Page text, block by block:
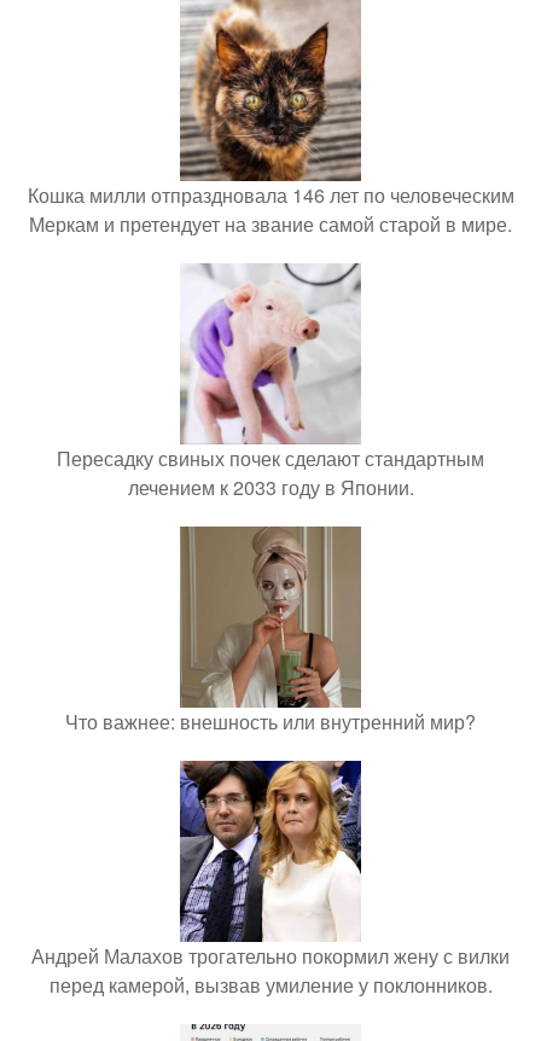
Кошка милли отпраздновала 146 лет по человеческим
Меркам и претендует на звание самой старой в мире.
Пересадку свиных почек сделают стандартным
лечением к 2033 году в Японии.
Что важнее: внешность или внутренний мир?
Андрей Малахов трогательно покормил жену с вилки
перед камерой, вызвав умиление у поклонников.